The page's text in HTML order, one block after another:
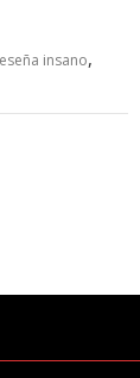
insano,